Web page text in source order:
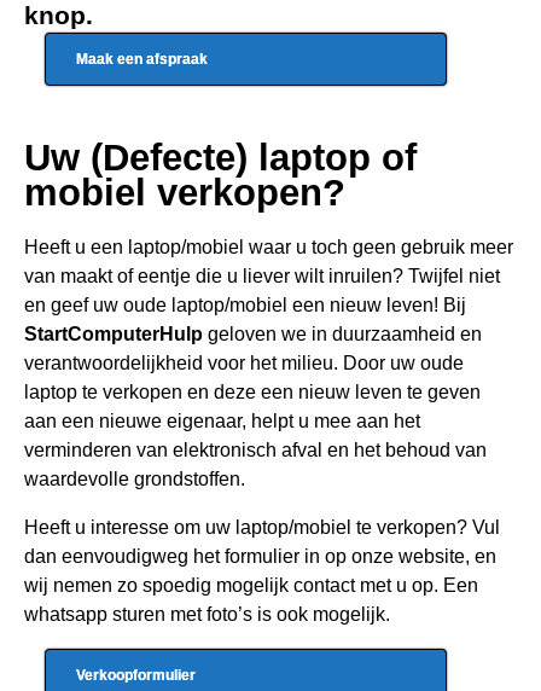
knop.
Maak een afspraak
Uw (Defecte) laptop of
mobiel verkopen?
Heeft u een laptop/mobiel waar u toch geen gebruik meer
van maakt of eentje die u liever wilt inruilen? Twijfel niet
en geef uw oude laptop/mobiel een nieuw leven! Bij
StartComputerHulp geloven we in duurzaamheid en
verantwoordelijkheid voor het milieu. Door uw oude
laptop te verkopen en deze een nieuw leven te geven
aan een nieuwe eigenaar, helpt u mee aan het
verminderen van elektronisch afval en het behoud van
waardevolle grondstoffen.
Heeft u interesse om uw laptop/mobiel te verkopen? Vul
dan eenvoudigweg het formulier in op onze website, en
wij nemen zo spoedig mogelijk contact met u op. Een
whatsapp sturen met foto’s is ook mogelijk.
Verkoopformulier